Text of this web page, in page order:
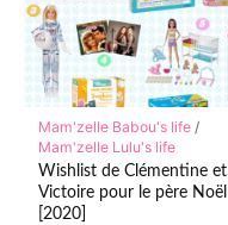
Mam'zelle Babou's life/
Mam'zelle Lulu's life
Wishlist de Clémentine et
Victoire pour le père Noël
[2020]